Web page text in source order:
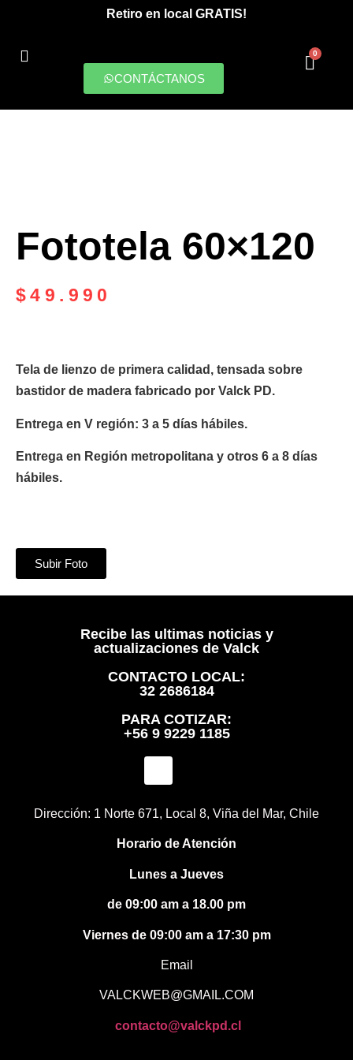
Retiro en local GRATIS!
CONTÁCTANOS
0
Fototela 60×120
$49.990
Tela de lienzo de primera calidad, tensada sobre
bastidor de madera fabricado por Valck PD.
Entrega en V región: 3 a 5 días hábiles.
Entrega en Región metropolitana y otros 6 a 8 días
hábiles.
Subir Foto
Recibe las ultimas noticias y
actualizaciones de Valck
CONTACTO LOCAL:
32 2686184
PARA COTIZAR:
+56 9 9229 1185
Dirección: 1 Norte 671, Local 8, Viña del Mar, Chile
Horario de Atención
Lunes a Jueves
de 09:00 am a 18.00 pm
Viernes de 09:00 am a 17:30 pm
Email
VALCKWEB@GMAIL.COM
contacto@valckpd.cl